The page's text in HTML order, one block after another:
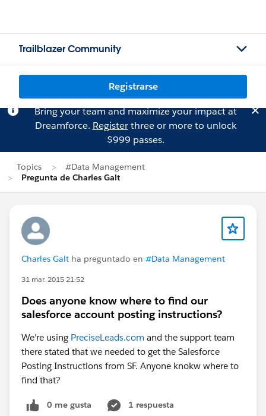
Trailblazer Community
Registrarse
Bring your team and maximize your impact at
Dreamforce. Registerthree or more to unlock
$999 passes.
Topics
#Data Management
Pregunta de Charles Galt
Charles Galt ha preguntado en #Data Management
31 mar. 2015 21:52
Does anyone know where to find our
salesforce account posting instructions?
We're using PreciseLeads.com and the support team
there stated that we needed to get the Salesforce
Posting Instructions from SF. Anyone knokw where to
find that?
0 me gusta
1 respuesta